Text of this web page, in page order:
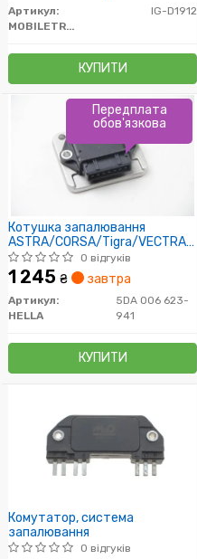
Артикул:
IG-D1912
MOBILETRON
КУПИТИ
Котушка запалювання
ASTRA/CORSA/Tigra/VECTRA
1.2-1.6
0 відгуків
1 245 ₴ завтра
Артикул:
5DA 006 623-
941
HELLA
КУПИТИ
Передплата
обов'язкова
Комутатор, система
запалювання
0 відгуків